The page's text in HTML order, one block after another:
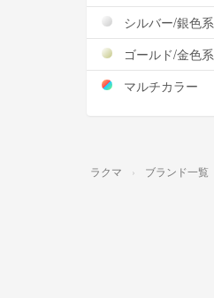
シルバー/銀色系
ゴールド/金色系
マルチカラー
ラクマ ブランド一覧